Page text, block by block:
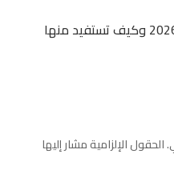
الحقول الإلزامية مشار إليها